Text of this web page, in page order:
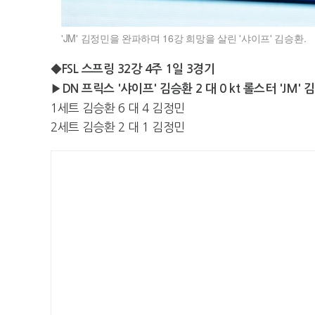
'JM' 김정민을 완파하며 16강 희망을 살린 '샤이프' 김승환.
◆FSL 스프링 32강 4주 1일 3경기
▶DN 프릭스 '샤이프' 김승환 2 대 0 kt 롤스터 'JM'
1세트 김승환 6 대 4 김정민
2세트 김승환 2 대 1 김정민